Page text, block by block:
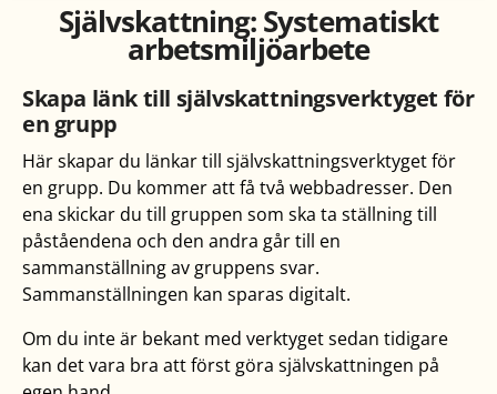
Självskattning: Systematiskt
arbetsmiljöarbete
Skapa länk till självskattningsverktyget för
en grupp
Här skapar du länkar till självskattningsverktyget för
en grupp. Du kommer att få två webbadresser. Den
ena skickar du till gruppen som ska ta ställning till
påståendena och den andra går till en
sammanställning av gruppens svar.
Sammanställningen kan sparas digitalt.
Om du inte är bekant med verktyget sedan tidigare
kan det vara bra att först göra självskattningen på